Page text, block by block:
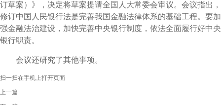
订草案）》，决定将草案提请全国人大常委会审议。会议指出，
修订中国人民银行法是完善我国金融法律体系的基础工程。要加
强金融法治建设，加快完善中央银行制度，依法全面履行好中央
银行职责。
会议还研究了其他事项。
扫一扫在手机上打开页面
上一篇